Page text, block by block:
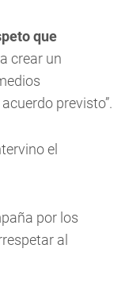
que
crear un
previsto”.
el
por los
al